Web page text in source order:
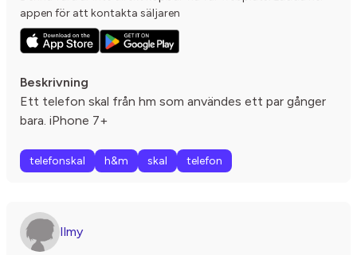
appen för att kontakta säljaren
Beskrivning
Ett telefon skal från hm som användes ett par gånger
bara. iPhone 7+
telefonskal h&m skal telefon
Ilmy